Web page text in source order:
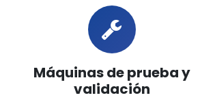
Máquinas de prueba y
validación